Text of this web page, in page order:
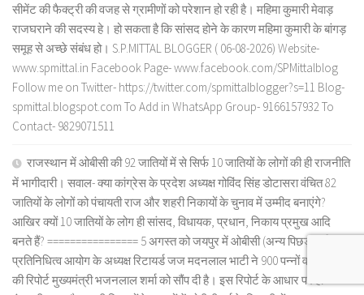
सीमेंट की फैक्ट्री की वजह से ग्रामीणों को परेशान हो रही है। महिमा कुमारी मेवाड़
राजघराने की सदस्य हे। हो सकता है कि सांसद होने के कारण महिमा कुमारी के बांगड़
समूह से अच्छे संबंध हो। S.P.MITTAL BLOGGER ( 06-08-2026) Website-
www.spmittal.in Facebook Page- www.facebook.com/SPMittalblog
Follow me on Twitter- https://twitter.com/spmittalblogger?s=11 Blog-
spmittal.blogspot.com To Add in WhatsApp Group- 9166157932 To
Contact- 9829071511
राजस्थान में ओबीसी की 92 जातियों में से सिर्फ 10 जातियों के लोगों की ही राजनीति
में भागीदारी। सवाल- क्या कांग्रेस के प्रदेश अध्यक्ष गोविंद सिंह डोटासरा वंचित 82
जातियों के लोगों को पंचायती राज और शहरी निकायों के चुनाव में उम्मीद बनाएंगे?
आखिर क्यों 10 जातियों के लोग ही सांसद, विधायक, प्रधान, निकाय प्रमुख आदि
बनते हैं? ================ 5 अगस्त को जयपुर में ओबीसी (अन्य पिछड़ा वर्ग)
प्रतिनिधित्व आयोग के अध्यक्ष रिटायर्ड जज मदनलाल भाटी ने 900 पन्नों वाली आयोग
की रिपोर्ट मुख्यमंत्री भजनलाल शर्मा को सौंप दी है। इस रिपोर्ट के आधार पर ही